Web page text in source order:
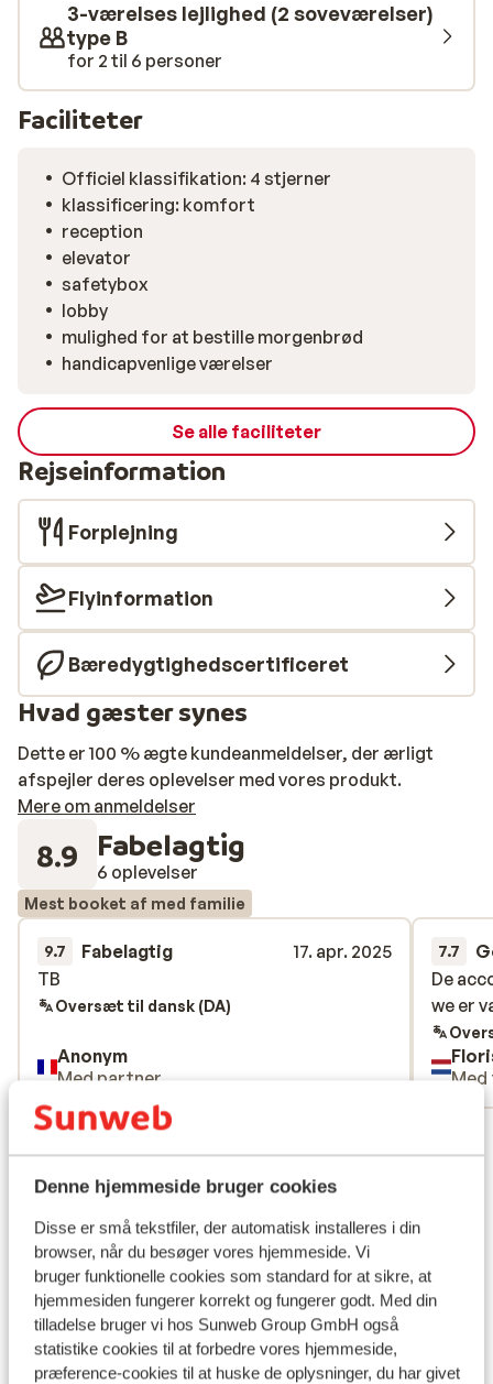
Denne hjemmeside bruger cookies
Disse er små tekstfiler, der automatisk installeres i din
browser, når du besøger vores hjemmeside. Vi
bruger funktionelle cookies som standard for at sikre, at
hjemmesiden fungerer korrekt og fungerer godt. Med din
tilladelse bruger vi hos Sunweb Group GmbH også
statistike cookies til at forbedre vores hjemmeside,
præference-cookies til at huske de oplysninger, du har givet
3-værelses lejlighed (2 soveværelser)
type B
for 2 til 6 personer
Faciliteter
Officiel klassifikation: 4 stjerner
klassificering: komfort
reception
elevator
safetybox
lobby
mulighed for at bestille morgenbrød
handicapvenlige værelser
Se alle faciliteter
Rejseinformation
Forplejning
Flyinformation
Bæredygtighedscertificeret
Hvad gæster synes
Dette er 100 % ægte kundeanmeldelser, der ærligt
afspejler deres oplevelser med vores produkt.
Mere om anmeldelser
8.9 Fabelagtig
6 oplevelser
Mest booket af med familie
9.7 Fabelagtig
17. apr. 2025
TB
TB
Oversæt til dansk (DA)
Anonym
Med partner
7.7
De
we er
De
we er
Se alle 6 anmeldelser
Lokation
Se på kort